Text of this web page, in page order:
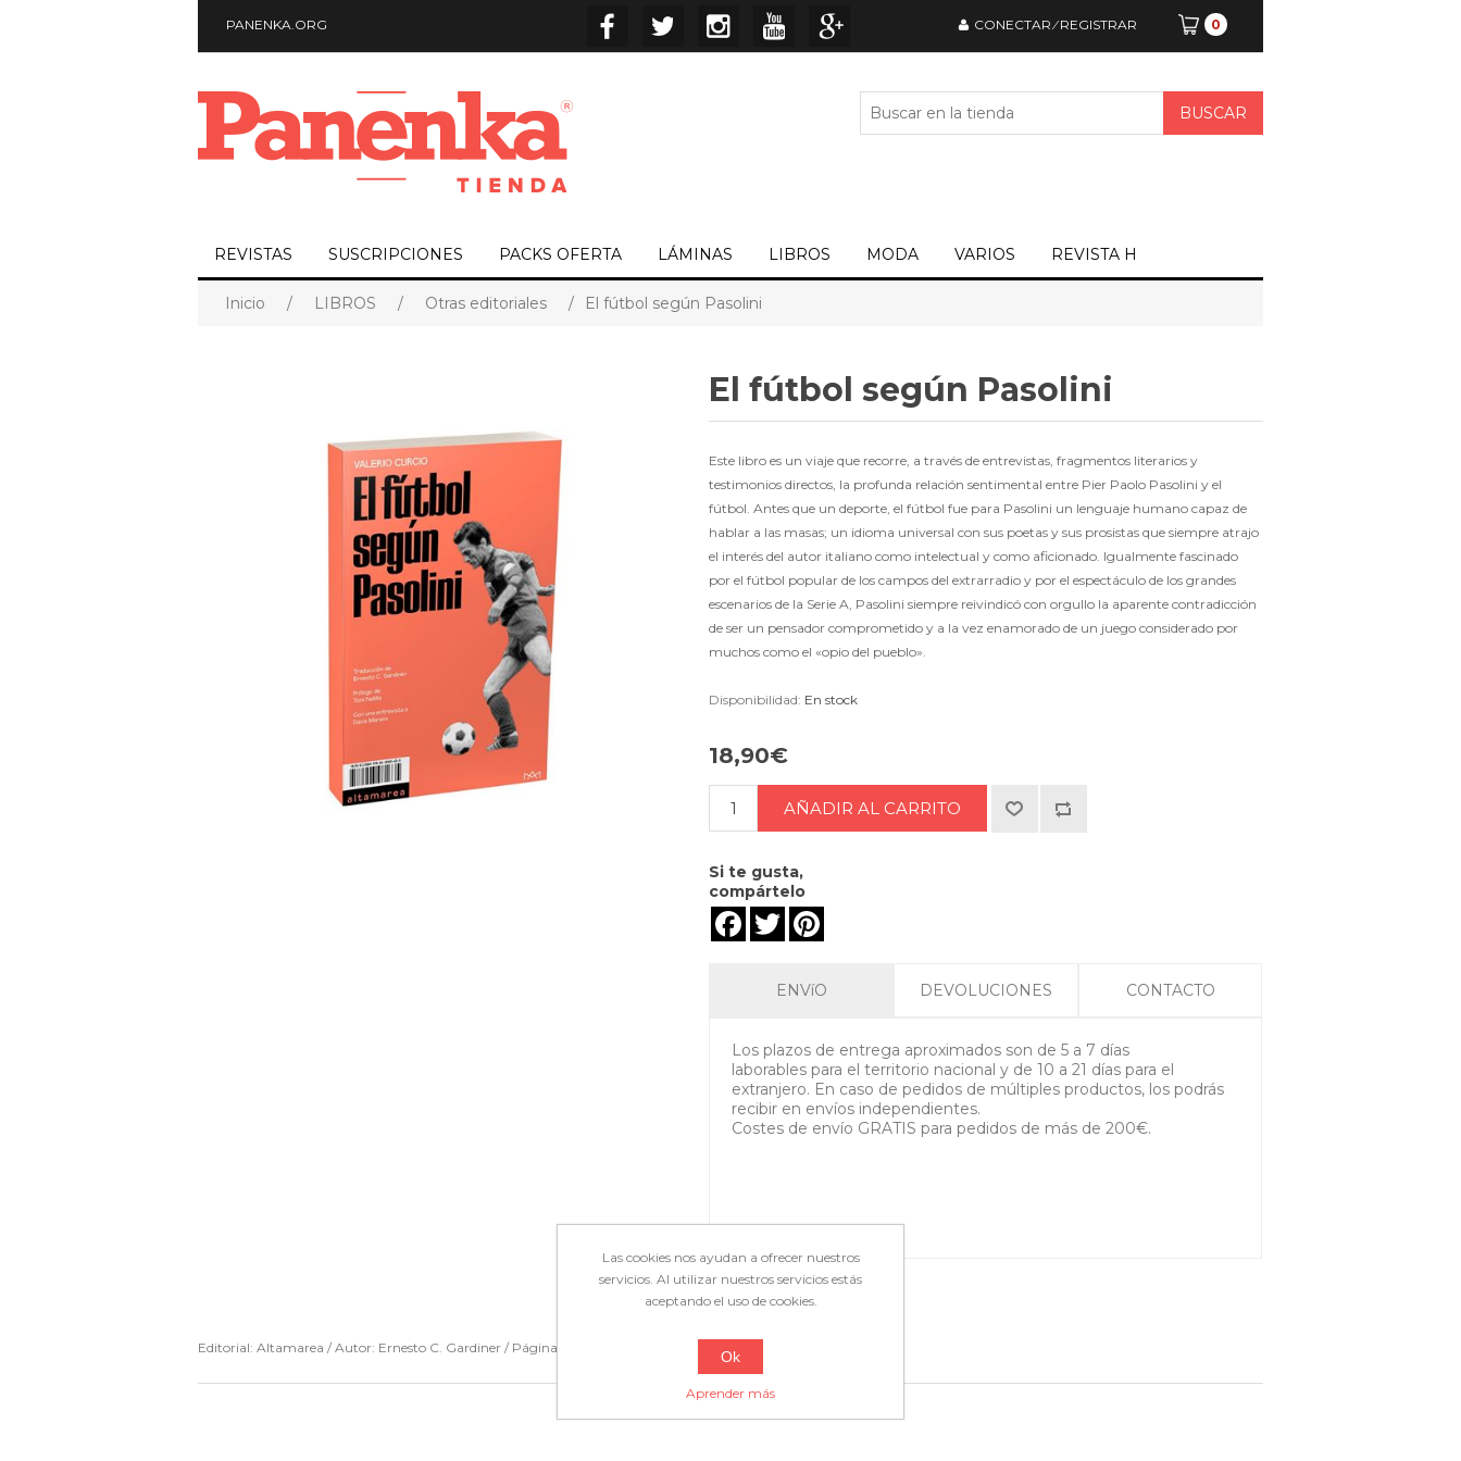
PANENKA.ORG CONECTAR⁄REGISTRAR 0
REVISTAS SUSCRIPCIONES PACKS OFERTA LÁMINAS LIBROS MODA VARIOS REVISTA H
Inicio / LIBROS / Otras editoriales / El fútbol según Pasolini
El fútbol según Pasolini
Este libro es un viaje que recorre, a través de entrevistas, fragmentos literarios y
testimonios directos, la profunda relación sentimental entre Pier Paolo Pasolini y el
fútbol. Antes que un deporte, el fútbol fue para Pasolini un lenguaje humano capaz de
hablar a las masas; un idioma universal con sus poetas y sus prosistas que siempre atrajo
el interés del autor italiano como intelectual y como aficionado. Igualmente fascinado
por el fútbol popular de los campos del extrarradio y por el espectáculo de los grandes
escenarios de la Serie A, Pasolini siempre reivindicó con orgullo la aparente contradicción
de ser un pensador comprometido y a la vez enamorado de un juego considerado por
muchos como el «opio del pueblo».
Disponibilidad: En stock
18,90€
Si te gusta,
compártelo
FacebookTwitter
ENVíO DEVOLUCIONES CONTACTO
Los plazos de entrega aproximados son de 5 a 7 días
laborables para el territorio nacional y de 10 a 21 días para el
extranjero. En caso de pedidos de múltiples productos, los podrás
recibir en envíos independientes.
Costes de envío GRATIS para pedidos de más de 200€.
Editorial: Altamarea / Autor: Ernesto C. Gardiner / Páginas: 160.
Las cookies nos ayudan a ofrecer nuestros
servicios. Al utilizar nuestros servicios estás
aceptando el uso de cookies.
Ok
Aprender más